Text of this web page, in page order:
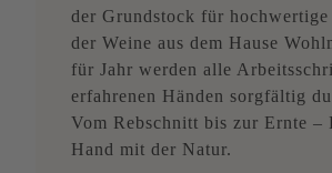
der Grundstock für
der Weine aus dem Hause
für Jahr werden alle
erfahrenen Händen sorgfältig
Vom Rebschnitt bis zur Ernte –
Hand mit der Natur.